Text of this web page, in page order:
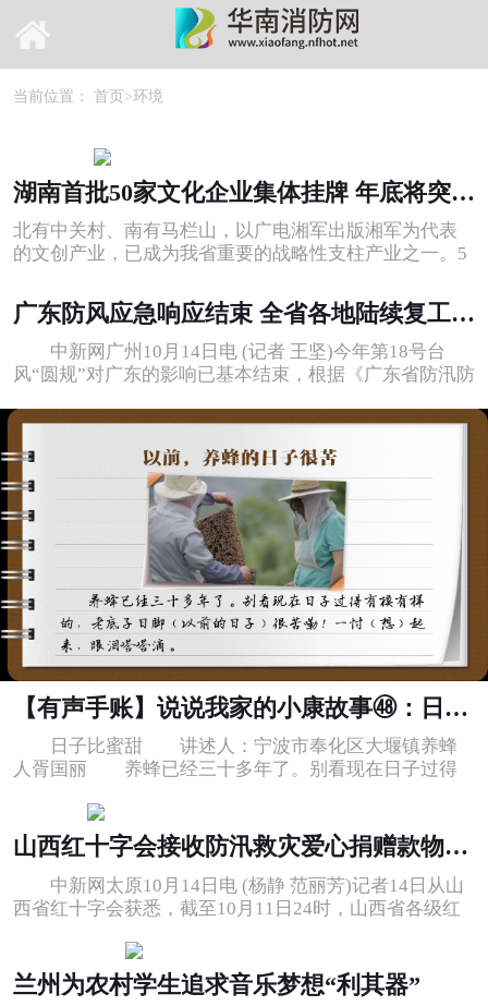
当前位置： 首页>环境
湖南首批50家文化企业集体挂牌 年底将突破100家
北有中关村、南有马栏山，以广电湘军出版湘军为代表
的文创产业，已成为我省重要的战略性支柱产业之一。5
广东防风应急响应结束 全省各地陆续复工复课
中新网广州10月14日电 (记者 王坚)今年第18号台
风“圆规”对广东的影响已基本结束，根据《广东省防汛防
【有声手账】说说我家的小康故事㊽：日子比蜜甜
日子比蜜甜 讲述人：宁波市奉化区大堰镇养蜂
人胥国丽 养蜂已经三十多年了。别看现在日子过得
山西红十字会接收防汛救灾爱心捐赠款物近1.36亿元
中新网太原10月14日电 (杨静 范丽芳)记者14日从山
西省红十字会获悉，截至10月11日24时，山西省各级红
兰州为农村学生追求音乐梦想“利其器”